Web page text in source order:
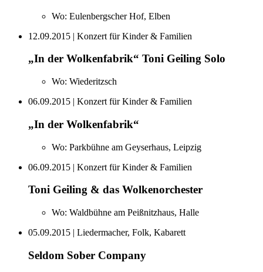
Wo: Eulenbergscher Hof, Elben
12.09.2015 | Konzert für Kinder & Familien
„In der Wolkenfabrik“ Toni Geiling Solo
Wo: Wiederitzsch
06.09.2015 | Konzert für Kinder & Familien
„In der Wolkenfabrik“
Wo: Parkbühne am Geyserhaus, Leipzig
06.09.2015 | Konzert für Kinder & Familien
Toni Geiling & das Wolkenorchester
Wo: Waldbühne am Peißnitzhaus, Halle
05.09.2015 | Liedermacher, Folk, Kabarett
Seldom Sober Company